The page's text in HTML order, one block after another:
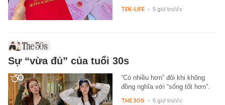
TEK-LIFE - 5 giờ trước
Sự “vừa đủ” của tuổi 30s
“Có nhiều hơn” đôi khi không
đồng nghĩa với “sống tốt hơn”.
THE 30S - 5 giờ trước